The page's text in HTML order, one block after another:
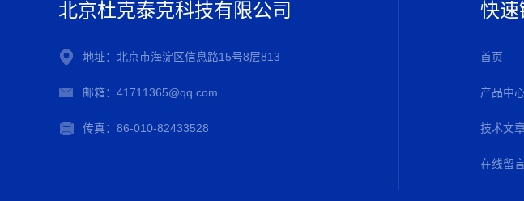
北京杜克泰克科技有限公司
地址：北京市海淀区信息路15号8层813
邮箱：41711365@qq.com
传真：86-010-82433528
快速
首页
产品中
技术文
在线留